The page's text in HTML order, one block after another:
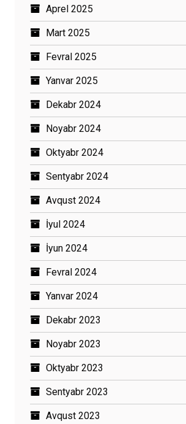
Aprel 2025
Mart 2025
Fevral 2025
Yanvar 2025
Dekabr 2024
Noyabr 2024
Oktyabr 2024
Sentyabr 2024
Avqust 2024
İyul 2024
İyun 2024
Fevral 2024
Yanvar 2024
Dekabr 2023
Noyabr 2023
Oktyabr 2023
Sentyabr 2023
Avqust 2023